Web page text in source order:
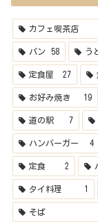
カフェ喫茶店
パン 58 う
定食屋 27
お好み焼き 19
道の駅 7
ハンバーガー 4
定食 2
タイ料理 1
そば